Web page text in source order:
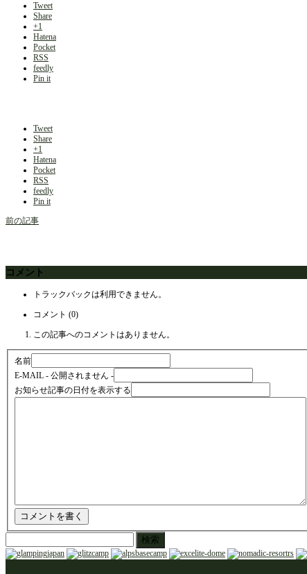
Tweet
Share
+1
Hatena
Pocket
RSS
feedly
Pin it
Tweet
Share
+1
Hatena
Pocket
RSS
feedly
Pin it
前の記事
コメント
トラックバックは利用できません。
コメント (0)
この記事へのコメントはありません。
名前
E-MAIL - 公開されません -
お知らせ記事の日付を表示する
検
索: